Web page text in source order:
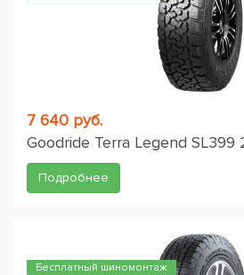
7 640 руб.
Goodride Terra Legend SL399
Подробнее
Бесплатный шиномонтаж